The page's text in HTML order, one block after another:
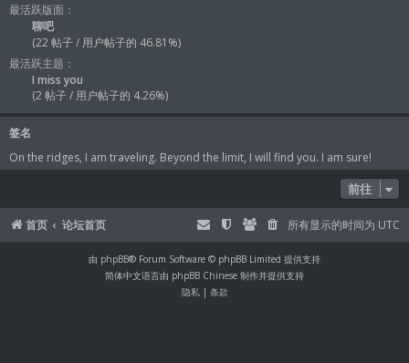
最活跃版面：
聊吧
(22 帖子 / 用户帖子的 46.81%)
最活跃主题：
I miss you
(2 帖子 / 用户帖子的 4.26%)
签名
On the ridges, I am traveling. Beyond the limit, I will find you. I am sure!
前往
首页 论坛首页 所有显示的时间为 UTC
由 phpBB® Forum Software © phpBB Limited 提供支持
简体中文语言由 phpBB Chinese 制作并提供支持
隐私| 条款